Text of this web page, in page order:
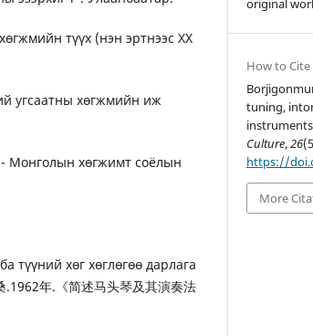
түүх (нэн эртнээс ХХ
угсаатны хөгжмийн иж
- Монголын хөгжимт соёлын
түүний хөг хөглөгөө дарлага
年.《简述马头琴及其演奏法
original
How to Cite
tuning,
Culture,26
https://
More